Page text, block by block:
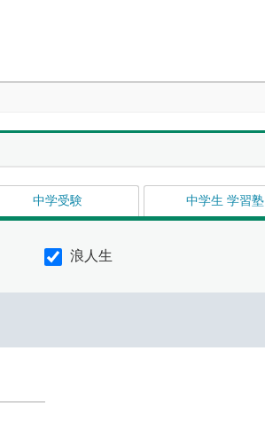
中学受験 中学生 学習塾
浪人生